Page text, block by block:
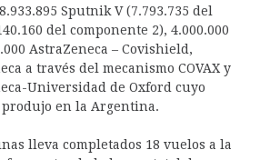
Sputnik V (7.793.735 del
del componente 2), 4.000.000
AstraZeneca – Covishield,
a través del mecanismo COVAX y
Universidad de Oxford cuyo
en la Argentina.
lleva completados 18 vuelos a la